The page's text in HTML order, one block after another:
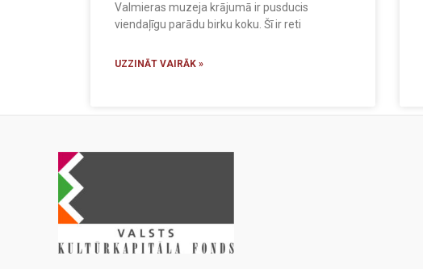
Valmieras muzeja krājumā ir pusducis
viendaļīgu parādu birku koku. Šī ir reti
UZZINĀT VAIRĀK »